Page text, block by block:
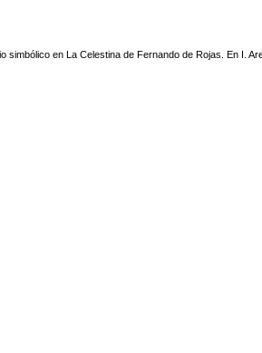
en La Celestina de Fernando de Rojas. En I.